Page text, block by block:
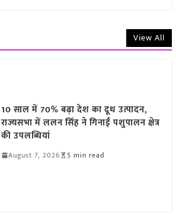
View All
10 साल में 70% बढ़ा देश का दूध उत्पादन,
राज्यसभा में ललन सिंह ने गिनाईं पशुपालन क्षेत्र
की उपलब्धियां
August 7, 2026 5 min read